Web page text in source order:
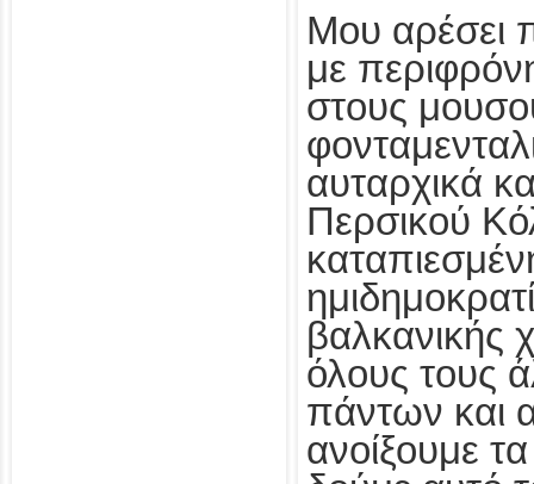
Μου αρέσει
με
στους
αυταρχικά
Περσικού
βαλκανικής
όλους τους
πάντων και
ανοίξουμε